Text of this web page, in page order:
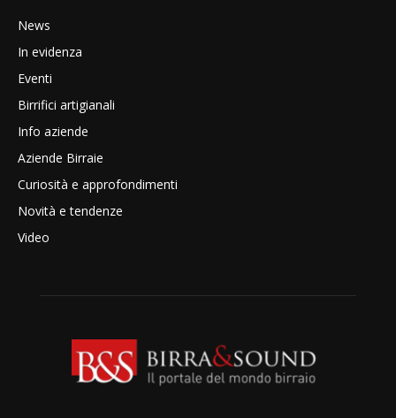
News
In evidenza
Eventi
Birrifici artigianali
Info aziende
Aziende Birraie
Curiosità e approfondimenti
Novità e tendenze
Video